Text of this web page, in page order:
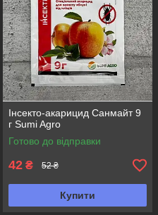
Інсекто-акарицид Санмайт 9
г Sumi Agro
Готово до відправки
42 ₴ 52 ₴
Купити